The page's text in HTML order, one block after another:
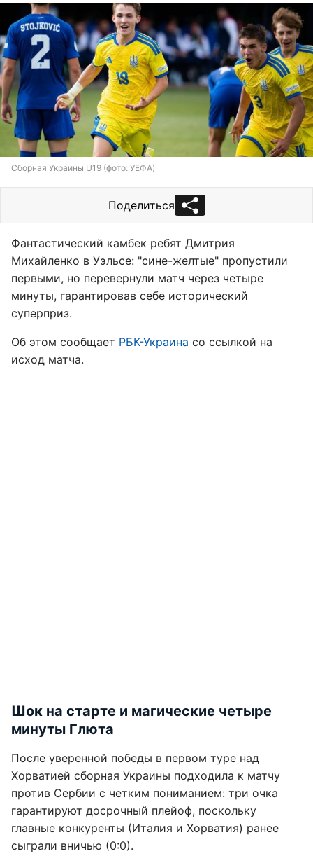
Сборная Украины U19 (фото: УЕФА)
Поделиться
Фантастический камбек ребят Дмитрия
Михайленко в Уэльсе: "сине-желтые" пропустили
первыми, но перевернули матч через четыре
минуты, гарантировав себе исторический
суперприз.
Об этом сообщает РБК-Украина со ссылкой на
исход матча.
Шок на старте и магические четыре
минуты Глюта
После уверенной победы в первом туре над
Хорватией сборная Украины подходила к матчу
против Сербии с четким пониманием: три очка
гарантируют досрочный плейоф, поскольку
главные конкуренты (Италия и Хорватия) ранее
сыграли вничью (0:0).